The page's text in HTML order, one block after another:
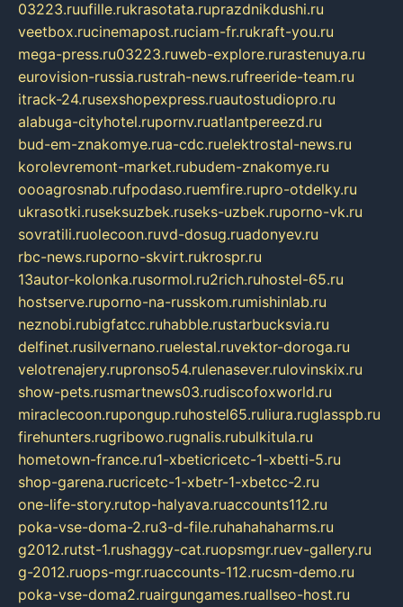
03223.ruufille.rukrasotata.ruprazdnikdushi.ru
veetbox.rucinemapost.ruciam-fr.rukraft-you.ru
mega-press.ru03223.ruweb-explore.rurastenuya.ru
eurovision-russia.rustrah-news.rufreeride-team.ru
itrack-24.rusexshopexpress.ruautostudiopro.ru
alabuga-cityhotel.rupornv.ruatlantpereezd.ru
bud-em-znakomye.rua-cdc.ruelektrostal-news.ru
korolevremont-market.rubudem-znakomye.ru
oooagrosnab.rufpodaso.ruemfire.rupro-otdelky.ru
ukrasotki.ruseksuzbek.ruseks-uzbek.ruporno-vk.ru
sovratili.ruolecoon.ruvd-dosug.ruadonyev.ru
rbc-news.ruporno-skvirt.rukrospr.ru
13autor-kolonka.rusormol.ru2rich.ruhostel-65.ru
hostserve.ruporno-na-russkom.rumishinlab.ru
neznobi.rubigfatcc.ruhabble.rustarbucksvia.ru
delfinet.rusilvernano.ruelestal.ruvektor-doroga.ru
velotrenajery.rupronso54.rulenasever.rulovinskix.ru
show-pets.rusmartnews03.rudiscofoxworld.ru
miraclecoon.rupongup.ruhostel65.ruliura.ruglasspb.ru
firehunters.rugribowo.rugnalis.rubulkitula.ru
hometown-france.ru1-xbeticricetc-1-xbetti-5.ru
shop-garena.rucricetc-1-xbetr-1-xbetcc-2.ru
one-life-story.rutop-halyava.ruaccounts112.ru
poka-vse-doma-2.ru3-d-file.ruhahahaharms.ru
g2012.rutst-1.rushaggy-cat.ruopsmgr.ruev-gallery.ru
g-2012.ruops-mgr.ruaccounts-112.rucsm-demo.ru
poka-vse-doma2.ruairgungames.ruallseo-host.ru